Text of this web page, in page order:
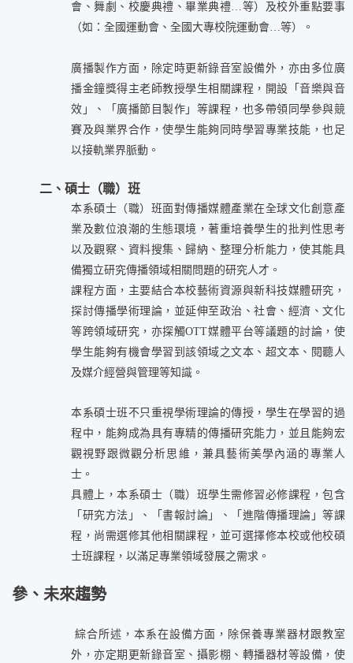
會、舞劇、校慶典禮、畢業典禮…等）及校外重點要事
（如：全國運動會、全國大專校院運動會…等）。
廣播製作方面，除定時更新錄音室設備外，亦由多位廣
播金鐘獎得主老師教授學生相關課程，開設「音樂與音
效」、「廣播節目製作」等課程，也多帶領同學參與競
賽及與業界合作，使學生能夠同時學習專業技能，也足
以接軌業界脈動。
二、碩士（職）班
本系碩士（職）班面對傳播媒體產業在全球文化創意產
業及數位浪潮的生態環境，著重培養學生的批判性思考
以及觀察、資料搜集、歸納、整理分析能力，使其能具
備獨立研究傳播領域相關問題的研究人才。
課程方面，主要結合本校藝術資源與新科技媒體研究，
探討傳播學術理論，並延伸至政治、社會、經濟、文化
等跨領域研究，亦探觸OTT媒體平台等議題的討論，使
學生能夠有機會學習到該領域之文本、超文本、閱聽人
及媒介經營與管理等知識。
本系碩士班不只重視學術理論的傳授，學生在學習的過
程中，能夠成為具有專精的傳播研究能力，並且能夠宏
觀視野跟微觀分析思維，兼具藝術美學內涵的專業人
士。
具體上，本系碩士（職）班學生需修習必修課程，包含
「研究方法」、「書報討論」、「進階傳播理論」等課
程，尚需選修其他相關課程，並可選擇修本校或他校碩
士班課程，以滿足專業領域發展之需求。
參、未來趨勢
綜合所述，本系在設備方面，除保養專業器材跟教室
外，亦定期更新錄音室、攝影棚、轉播器材等設備，使